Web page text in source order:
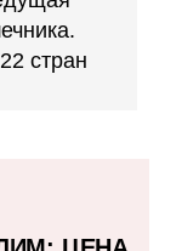
стран